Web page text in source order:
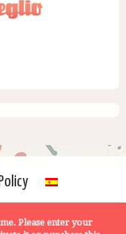
Please enter your